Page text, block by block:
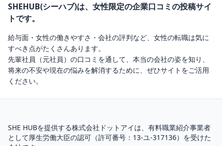
SHEHUB(シーハブ)は、女性限定の企業口コミの投稿サイ
トです。
給与面・女性の働きやすさ・会社の評判など、女性の転職は気に
すべき点がたくさんあります。
先輩社員（元社員）の口コミを通して、本当の会社の姿を知り、
将来の不安や現在の悩みを解消するために、ぜひサイトをご活用
ください。
SHE HUBを提供する株式会社ドットアイは、 有料職業紹介事業者
として厚生労働大臣の認可（許可番号：13-ユ-317136）を受けた